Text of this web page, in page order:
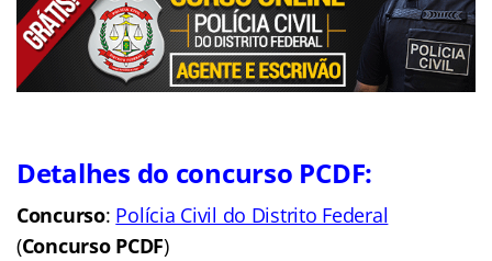
Detalhes do concurso PCDF:
Concurso: Polícia Civil do Distrito Federal
(Concurso PCDF)